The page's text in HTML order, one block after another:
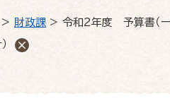
> 財政課 > 令和2年度 予算書（一